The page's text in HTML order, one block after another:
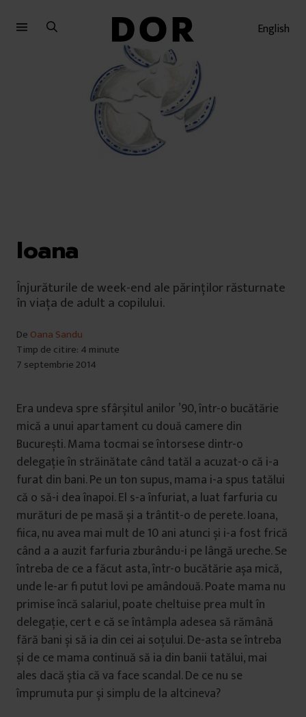
English
Ioana
Înjurăturile de week-end ale părinților răsturnate
în viața de adult a copilului.
De Oana Sandu
Timp de citire: 4 minute
7 septembrie 2014
Era undeva spre sfârșitul anilor ’90, într-o bucătărie
mică a unui apartament cu două camere din
București. Mama tocmai se întorsese dintr-o
delegație în străinătate când tatăl a acuzat-o că i-a
furat din bani. Pe un ton supus, mama i-a spus tatălui
că o să-i dea înapoi. El s-a înfuriat, a luat farfuria cu
murături de pe masă și a trântit-o de perete. Ioana,
fiica, nu avea mai mult de 10 ani atunci și i-a fost frică
când a a auzit farfuria zburându-i pe lângă ureche. Se
întreba de ce a făcut asta, într-o bucătărie așa mică,
unde le-ar fi putut lovi pe amândouă. Poate mama nu
primise încă salariul, poate cheltuise prea mult în
delegație, cert e că se întâmpla adesea să rămână
fără bani și să ia din cei ai soțului. De-asta se întreba
și de ce mama continuă să ia din banii tatălui, mai
ales dacă știa că va face scandal. De ce nu se
împrumuta pur și simplu de la altcineva?